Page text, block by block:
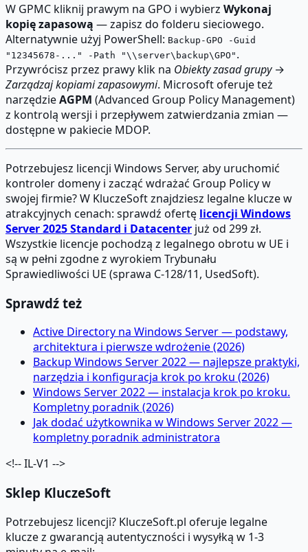
W GPMC kliknij prawym na GPO i wybierz Wykonaj
kopię zapasową — zapisz do folderu sieciowego.
Alternatywnie użyj PowerShell: Backup-GPO -Guid
"12345678-..." -Path "\\server\backup\GPO" .
Przywrócisz przez prawy klik na Obiekty zasad grupy→
Zarządzaj kopiami zapasowymi. Microsoft oferuje też
narzędzieAGPM (Advanced Group Policy Management)
z kontrolą wersji i przepływem zatwierdzania zmian —
dostępne w pakiecie MDOP.
Potrzebujesz licencji Windows Server, aby uruchomić
kontroler domeny i zacząć wdrażać Group Policy w
swojej firmie? W KluczeSoft znajdziesz legalne klucze w
atrakcyjnych cenach: sprawdź ofertę licencji Windows
Server 2025 Standard i Datacenter już od 299 zł.
Wszystkie licencje pochodzą z legalnego obrotu w UE i
są w pełni zgodne z wyrokiem Trybunału
Sprawiedliwości UE (sprawa C-128/11, UsedSoft).
Sprawdź też
Active Directory na Windows Server — podstawy,
architektura i pierwsze wdrożenie (2026)
Backup Windows Server 2022 — najlepsze praktyki,
narzędzia i konfiguracja krok po kroku (2026)
Windows Server 2022 — instalacja krok po kroku.
Kompletny poradnik (2026)
Jak dodać użytkownika w Windows Server 2022 —
kompletny poradnik administratora
<!-- IL-V1 -->
Sklep KluczeSoft
Potrzebujesz licencji? KluczeSoft.pl oferuje legalne
klucze z gwarancją autentyczności i wysyłką w 1-3